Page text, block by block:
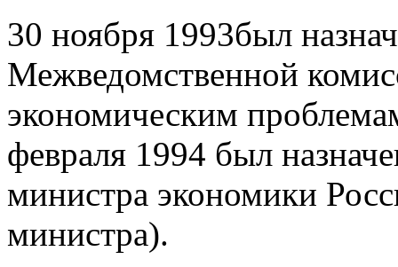
30 ноября 1993был
Межведомственной
экономическим
февраля 1994 был
министра экономики
министра).